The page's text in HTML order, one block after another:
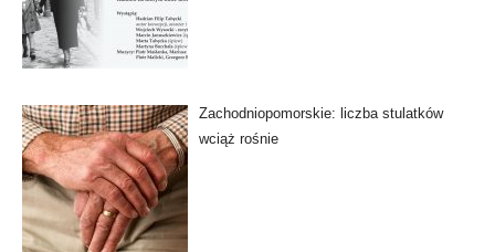
Zachodniopomorskie: liczba stulatków
wciąż rośnie